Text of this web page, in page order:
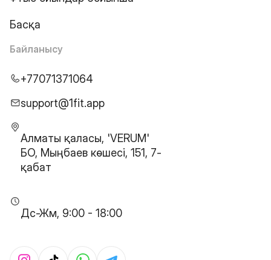
Басқа
Байланысу
+77071371064
support@1fit.app
Алматы қаласы, 'VERUM'
БО, Мыңбаев көшесі, 151, 7-
қабат
Дс-Жм, 9:00 - 18:00